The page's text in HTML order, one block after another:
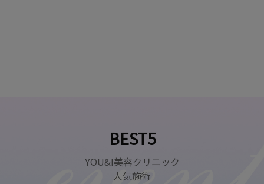
BEST5
YOU&I美容クリニック
人気施術